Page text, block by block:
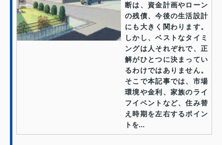
断は、資金計画やローン
の残債、今後の生活設計
にも大きく関わります。
しかし、ベストなタイミ
ングは人それぞれで、正
解がひとつに決まってい
るわけではありません。
そこで本記事では、市場
環境や金利、家族のライ
フイベントなど、住み替
え時期を左右するポイン
トを...